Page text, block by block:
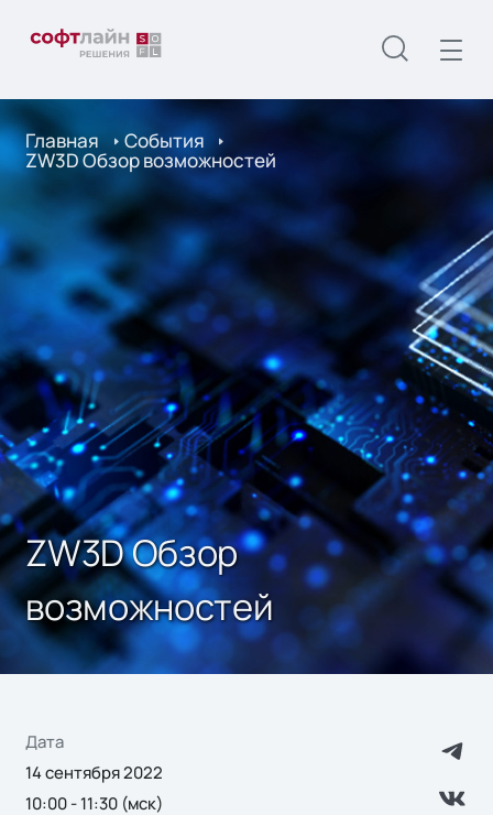
Главная События
ZW3D Обзор возможностей
ZW3D Обзор
возможностей
Дата
14 сентября 2022
10:00 - 11:30 (мск)